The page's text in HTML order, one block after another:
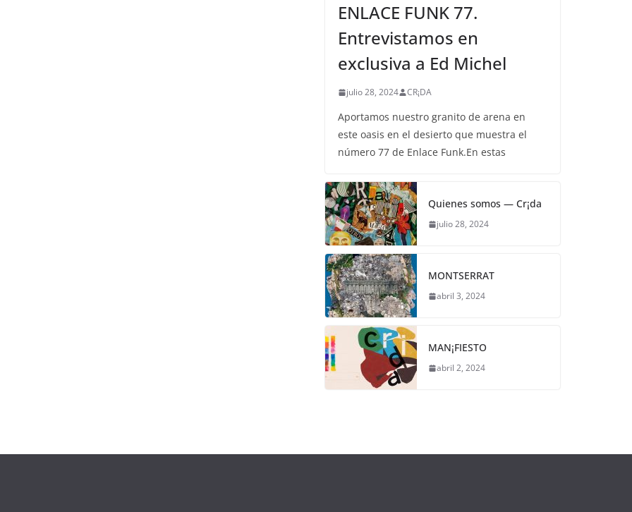
ENLACE FUNK 77.
Entrevistamos en
exclusiva a Ed Michel
julio 28, 2024 CR¡DA
Aportamos nuestro granito de arena en
este oasis en el desierto que muestra el
número 77 de Enlace Funk.En estas
Quienes somos — Cr¡da
julio 28, 2024
MONTSERRAT
abril 3, 2024
MAN¡FIESTO
abril 2, 2024